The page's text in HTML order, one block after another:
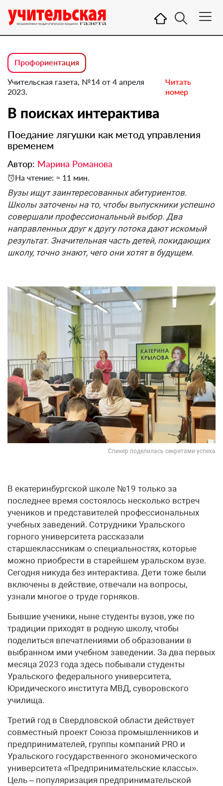
Профориентация
Учительская газета, №14 от 4 апреля
2023.
Читать
номер
В поисках интерактива
Поедание лягушки как метод управления
временем
Автор: Марина Романова
На чтение: ≈ 11 мин.
Вузы ищут заинтересованных абитуриентов.
Школы заточены на то, чтобы выпускники успешно
совершали профессиональный выбор. Два
направленных друг к другу потока дают искомый
результат. Значительная часть детей, покидающих
школу, точно знают, чего они хотят в будущем.
Спикер поделилась секретами успеха
В екатеринбургской школе №19 только за
последнее время состоялось несколько встреч
учеников и представителей профессиональных
учебных заведений. Сотрудники Уральского
горного университета рассказали
старшеклассникам о специальностях, которые
можно приобрести в старейшем уральском вузе.
Сегодня никуда без интерактива. Дети тоже были
включены в действие, отвечали на вопросы,
узнали многое о труде горняков.
Бывшие ученики, ныне студенты вузов, уже по
традиции приходят в родную школу, чтобы
поделиться впечатлениями об образовании в
выбранном ими учебном заведении. За два первых
месяца 2023 года здесь побывали студенты
Уральского федерального университета,
Юридического института МВД, суворовского
училища.
Третий год в Свердловской области действует
совместный проект Союза промышленников и
предпринимателей, группы компаний PRO и
Уральского государственного экономического
университета «Предпринимательские классы».
Цель – популяризация предпринимательской